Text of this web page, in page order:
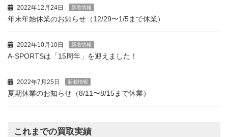
2022年12月24日 新着情報
年末年始休業のお知らせ（12/29〜1/5まで休業）
2022年10月10日 新着情報
A-SPORTSは「15周年」を迎えました！
2022年7月25日 新着情報
夏期休業のお知らせ（8/11〜8/15まで休業）
これまでの買取実績